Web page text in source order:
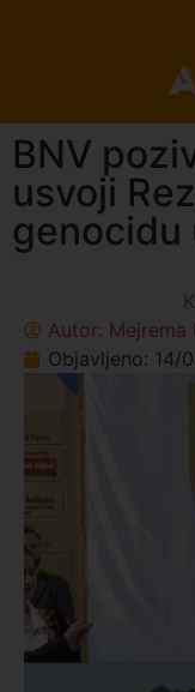
BNV
usvoji
genocidu
Autor: Mejrema
Objavljeno: 14/